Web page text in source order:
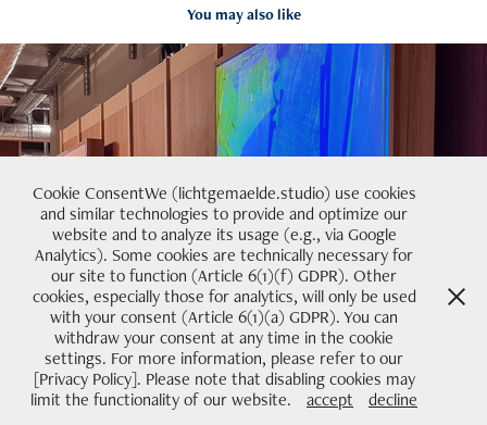
You may also like
#7 | miami
2024
Cookie ConsentWe (lichtgemaelde.studio) use cookies
and similar technologies to provide and optimize our
website and to analyze its usage (e.g., via Google
Analytics). Some cookies are technically necessary for
our site to function (Article 6(1)(f) GDPR). Other
cookies, especially those for analytics, will only be used
with your consent (Article 6(1)(a) GDPR). You can
withdraw your consent at any time in the cookie
settings. For more information, please refer to our
[Privacy Policy]. Please note that disabling cookies may
limit the functionality of our website.
accept decline